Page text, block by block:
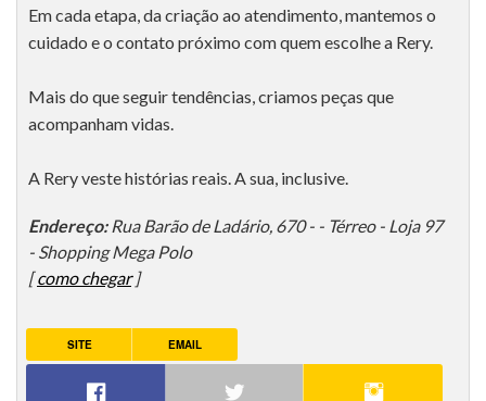
Em cada etapa, da criação ao atendimento, mantemos o
cuidado e o contato próximo com quem escolhe a Rery.
Mais do que seguir tendências, criamos peças que
acompanham vidas.
A Rery veste histórias reais. A sua, inclusive.
Endereço: Rua Barão de Ladário, 670 - - Térreo - Loja 97
- Shopping Mega Polo
[como chegar]
SITE EMAIL